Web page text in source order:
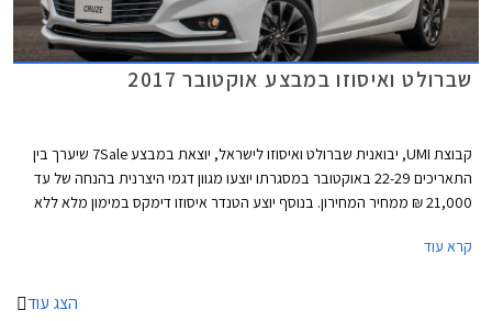
שברולט ואיסוזו במבצע אוקטובר 2017
קבוצת UMI, יבואנית שברולט ואיסוזו לישראל, יוצאת במבצע 7Sale שיערך בין
התאריכים 22-29 באוקטובר במסגרתו יוצעו מגוון דגמי היצרנית בהנחה של עד
21,000 ₪ ממחיר המחירון. בנוסף יוצע הטנדר איסוזו דימקס במימון מלא ללא
קרא עוד
הצג עוד